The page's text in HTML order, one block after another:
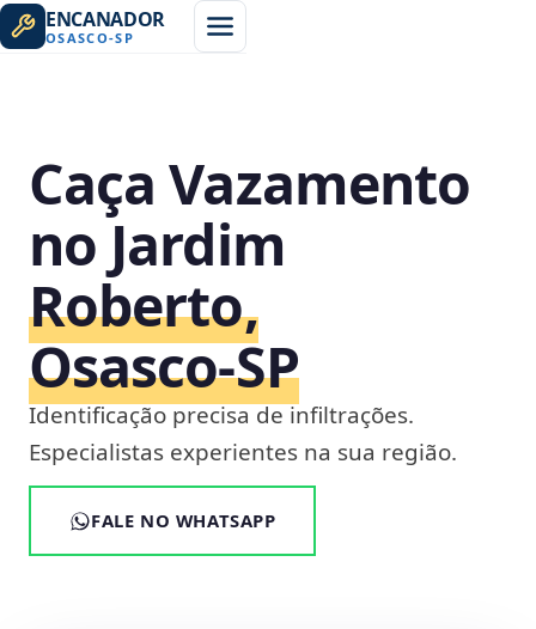
ENCANADOR
OSASCO-SP
Caça Vazamento
no Jardim
Roberto,
Osasco‑SP
Identificação precisa de infiltrações.
Especialistas experientes na sua região.
FALE NO WHATSAPP